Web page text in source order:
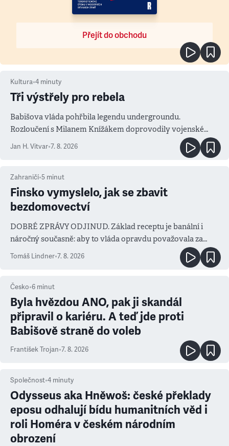
Přejít do obchodu
Kultura•4 minuty
Tři výstřely pro rebela
Babišova vláda pohřbila legendu undergroundu.
Rozloučení s Milanem Knížákem doprovodily vojenské
salvy i kritika pokrokářů
Jan H. Vitvar•7. 8. 2026
Zahraničí•5 minut
Finsko vymyslelo, jak se zbavit
bezdomovectví
DOBRÉ ZPRÁVY ODJINUD. Základ receptu je banální i
náročný současně: aby to vláda opravdu považovala za
prioritu
Tomáš Lindner•7. 8. 2026
Česko•6 minut
Byla hvězdou ANO, pak ji skandál
připravil o kariéru. A teď jde proti
Babišově straně do voleb
František Trojan•7. 8. 2026
Společnost•4 minuty
Odysseus aka Hněwoš: české překlady
eposu odhalují bídu humanitních věd i
roli Homéra v českém národním
obrození